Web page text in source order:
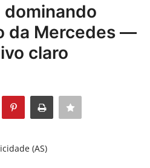
da Mercedes —
claro
(AS)